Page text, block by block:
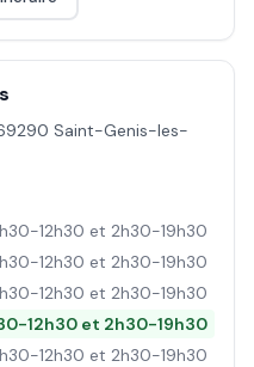
Saint-Genis-les-
12h30 et 2h30-19h30
12h30 et 2h30-19h30
12h30 et 2h30-19h30
12h30 et 2h30-19h30
12h30 et 2h30-19h30